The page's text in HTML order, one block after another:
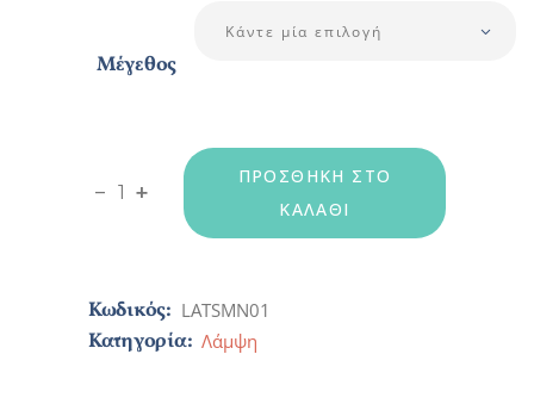
Μέγεθος
Κάντε μία επιλογή
T-shirt Λάμψη Ανδρικό quantity
- +
ΠΡΟΣΘΉΚΗ ΣΤΟ
ΚΑΛΆΘΙ
Κωδικός: LATSMN01
Κατηγορία: Λάμψη